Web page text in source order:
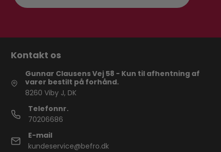
Kontakt os
Gunnar Clausens Vej 58 - Kun til afhentning af
varer bestilt på forhånd.
8260 Viby J, DK
Telefonnr.
70206686
E-mail
kundeservice@befro.dk